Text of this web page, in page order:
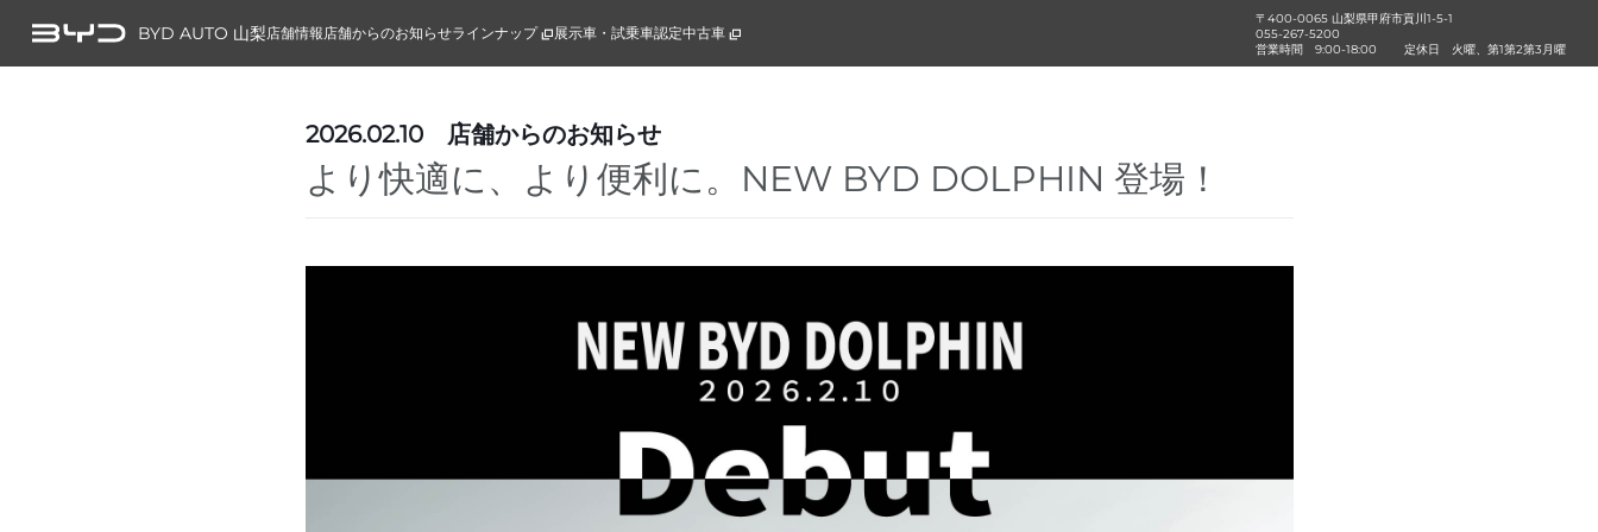
BYD AUTO 山梨店舗情報店舗からのお知らせラインナップ 展示車・試乗車認定中古車
〒400-0065 山梨県甲府市貢川1-5-1
055-267-5200
営業時間
9:00-18:00 定休日 火曜、第1第2第3月曜
2026.02.10 店舗からのお知らせ
より快適に、より便利に。NEW BYD DOLPHIN 登場！